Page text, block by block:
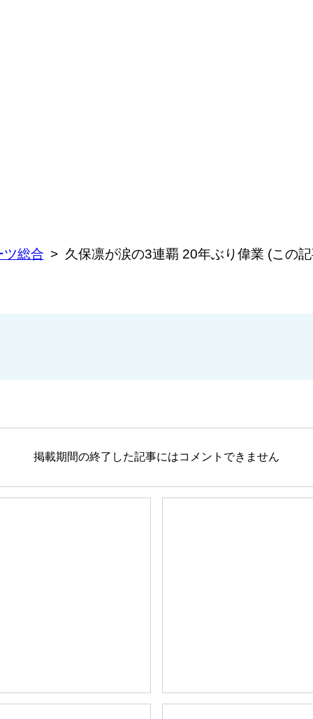
ツ総合 久保凛が涙の3連覇 20年ぶり偉業 (この
掲載期間の終了した記事にはコメントできません